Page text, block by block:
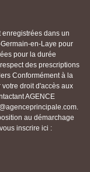
dans un
en-Laye pour
pour la durée
des prescriptions
Conformément à la
droit d'accès aux
AGENCE
au démarchage
inscrire ici :